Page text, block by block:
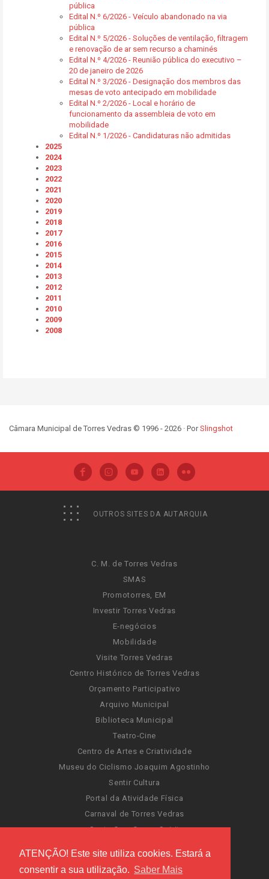
ATENÇÃO! Este site utiliza cookies. Estará a
consentir a sua utilização. Saber Mais
pública
Edital N.º 6/2026 - Veículo abandonado na via
pública
Edital N.º 5/2026 - Soluções de ventilação, filtragem
e renovação de ar sem recurso a chaminés
Edital N.º 4/2026 - Reunião pública do executivo –
20 de janeiro de 2026
Edital N.º 3/2026 - Designação dos membros das
mesas de voto antecipado em mobilidade
Edital N.º 2/2026 - Local e horário de
funcionamento da assembleia de voto em
mobilidade
Edital N.º 1/2026 - Candidaturas não admitidas
2025
2024
2023
2022
2021
2020
2019
2018
2017
2016
2015
2014
2013
2012
2011
2010
2009
2008
Câmara Municipal de Torres Vedras © 1996 - 2026 · PorSlingshot
OUTROS SITES DA AUTARQUIA
C. M. de Torres Vedras
SMAS
Promotorres, EM
Investir Torres Vedras
E-negócios
Mobilidade
Visite Torres Vedras
Centro Histórico de Torres Vedras
Orçamento Participativo
Arquivo Municipal
Biblioteca Municipal
Teatro-Cine
Centro de Artes e Criatividade
Museu do Ciclismo Joaquim Agostinho
Sentir Cultura
Portal da Atividade Física
Carnaval de Torres Vedras
Santa Cruz Ocean Spirit